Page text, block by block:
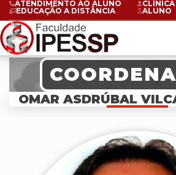
ATENDIMENTO AO ALUNO
EDUCAÇÃO A DISTÂNCIA
ALUNO
OMAR ASDRÚBAL